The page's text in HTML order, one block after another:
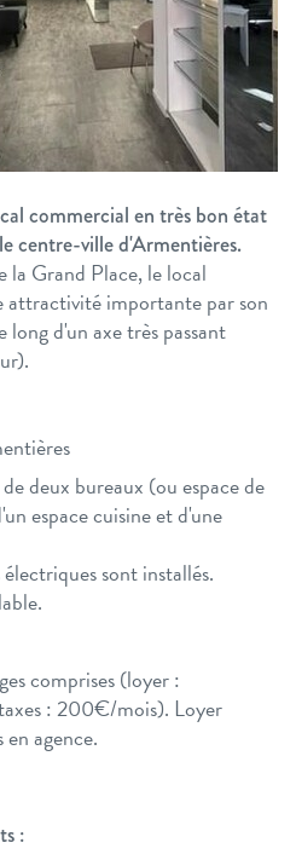
commercial en très bon état
centre-ville d'Armentières.
la Grand Place, le local
attractivité importante par son
d'un axe très passant
deux bureaux (ou espace de
espace cuisine et d'une
sont installés.
comprises (loyer :
: 200€/mois). Loyer
agence.
: